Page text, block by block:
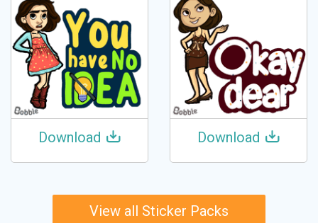
Download Download
View all Sticker Packs